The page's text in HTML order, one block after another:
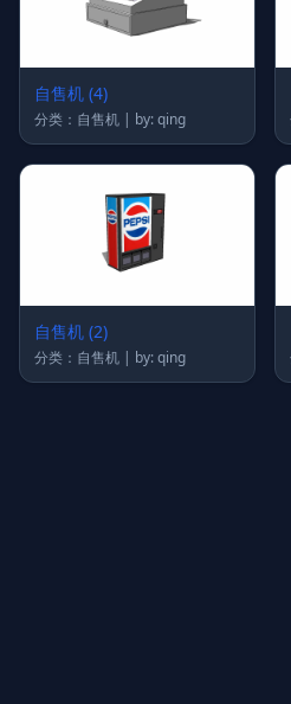
自售机 (4)
分类：自售机 | by: qing
自售机 (2)
分类：自售机 | by: qing